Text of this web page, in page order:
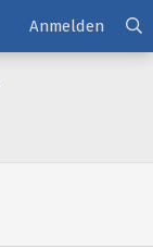
Anmelden